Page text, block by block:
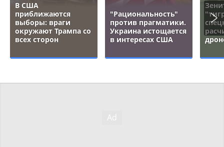
В США
приближаются
выборы: враги
окружают Трампа со
всех сторон
"Рациональность"
против прагматики.
Украина истощается
в интересах США